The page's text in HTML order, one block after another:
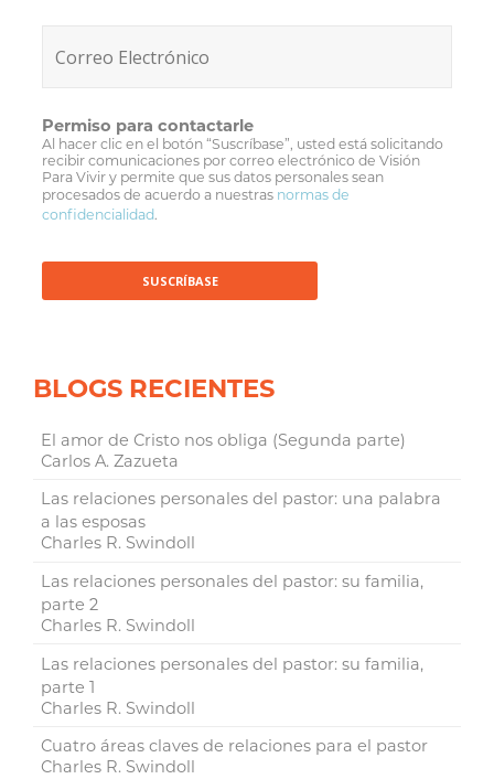
Permiso para contactarle
Al hacer clic en el botón “Suscríbase”, usted está solicitando
recibir comunicaciones por correo electrónico de Visión
Para Vivir y permite que sus datos personales sean
procesados de acuerdo a nuestras normas de
confidencialidad.
BLOGS RECIENTES
El amor de Cristo nos obliga (Segunda parte)
Carlos A. Zazueta
Las relaciones personales del pastor: una palabra
a las esposas
Charles R. Swindoll
Las relaciones personales del pastor: su familia,
parte 2
Charles R. Swindoll
Las relaciones personales del pastor: su familia,
parte 1
Charles R. Swindoll
Cuatro áreas claves de relaciones para el pastor
Charles R. Swindoll